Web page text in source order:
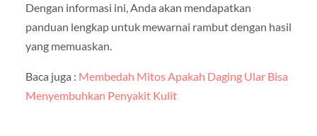
Dengan informasi ini, Anda akan mendapatkan
panduan lengkap untuk mewarnai rambut dengan hasil
yang memuaskan.
Baca juga : Membedah Mitos Apakah Daging Ular Bisa
Menyembuhkan Penyakit Kulit